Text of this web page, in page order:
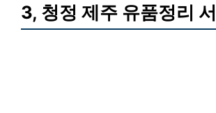
3, 청정 제주 유품정리